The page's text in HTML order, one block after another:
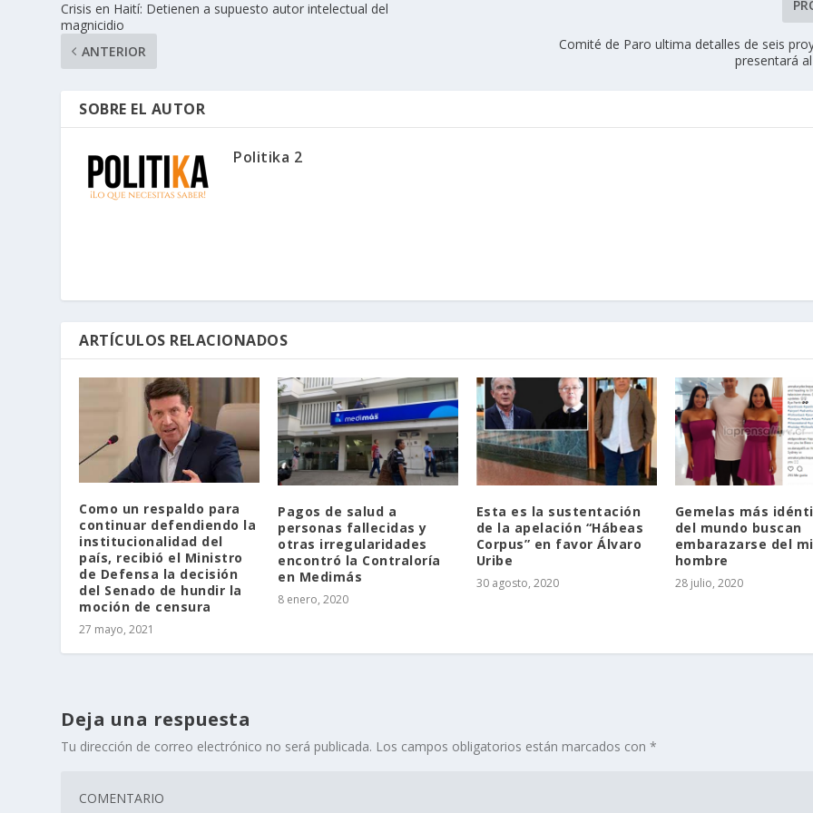
Crisis en Haití: Detienen a supuesto autor intelectual del
magnicidio
ANTERIOR
Comité de Paro ultima detalles de seis
presentará
SOBRE EL AUTOR
Politika 2
ARTÍCULOS RELACIONADOS
Como un respaldo para
continuar defendiendo la
institucionalidad del
país, recibió el Ministro
de Defensa la decisión
del Senado de hundir la
moción de censura
27 mayo, 2021
Pagos de salud a
personas fallecidas y
otras irregularidades
encontró la Contraloría
en Medimás
8 enero, 2020
Esta es la sustentación
de la apelación “Hábeas
Corpus” en favor Álvaro
Uribe
30 agosto, 2020
Gemelas más
del mundo buscan
embarazarse del
hombre
28 julio, 2020
Deja una respuesta
Tu dirección de correo electrónico no será publicada. Los campos obligatorios están marcados con*